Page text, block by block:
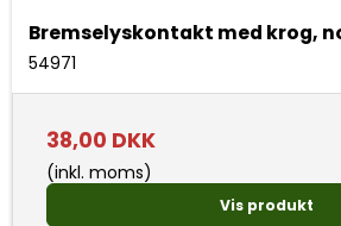
Bremselyskontakt med krog,
54971
38,00 DKK
(inkl. moms)
Vis produkt